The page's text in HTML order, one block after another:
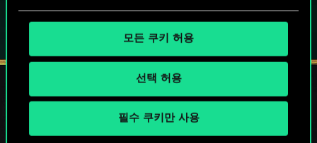
모든 쿠키 허용
선택 허용
필수 쿠키만 사용
소셜 서비스